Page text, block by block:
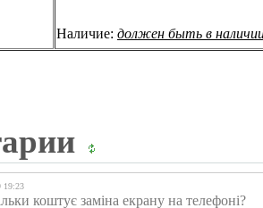
Наличие: должен быть в
19:23
коштує заміна екрану на телефоні?